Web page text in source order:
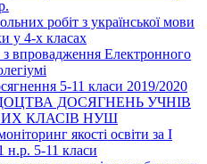
робіт з української мови
у 4-х класах
з впровадження Електронного
5-11 класи 2019/2020
ДОСЯГНЕНЬ УЧНІВ
КЛАСІВ НУШ
якості освіти за І
н.р. 5-11 класи